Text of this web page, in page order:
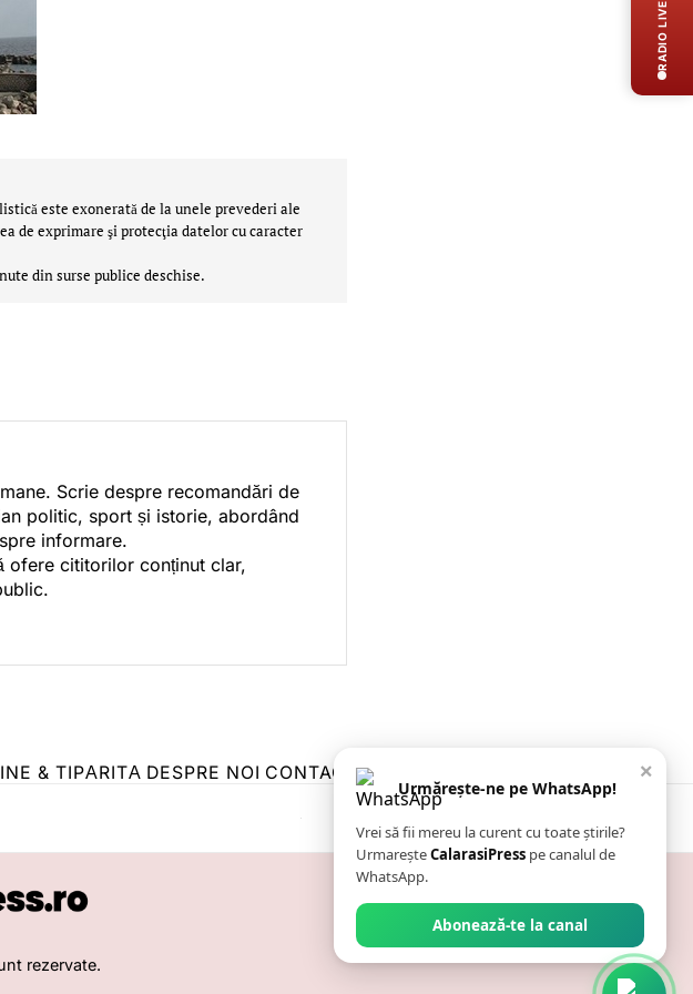
este exonerată de la unele prevederi ale
de exprimare şi protecţia datelor cu caracter
din surse publice deschise.
Scrie despre recomandări de
politic, sport și istorie, abordând
informare.
ofere cititorilor conținut clar,
& TIPĂRITĂ DESPRE NOI CONTACT ZIARUL ANUNȚUL CĂLĂRĂȘEAN
rezervate.
×
Urmărește-ne pe WhatsApp!
Vrei să fii mereu la curent cu toate știrile?
UrmareșteCalarasiPress pe canalul de
WhatsApp.
Abonează-te la canal
RADIO LIVE